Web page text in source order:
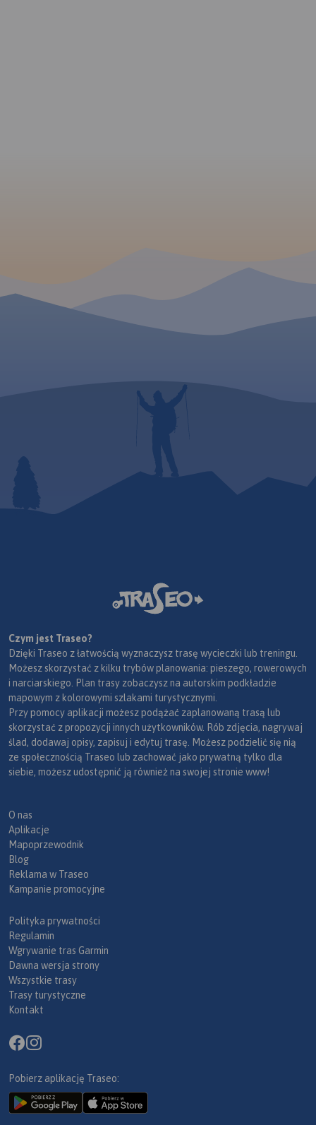
Czym jest Traseo?
Dzięki Traseo z łatwością wyznaczysz trasę wycieczki lub treningu.
Możesz skorzystać z kilku trybów planowania: pieszego, rowerowych
i narciarskiego. Plan trasy zobaczysz na autorskim podkładzie
mapowym z kolorowymi szlakami turystycznymi.
Przy pomocy aplikacji możesz podążać zaplanowaną trasą lub
skorzystać z propozycji innych użytkowników. Rób zdjęcia, nagrywaj
ślad, dodawaj opisy, zapisuj i edytuj trasę. Możesz podzielić się nią
ze społecznością Traseo lub zachować jako prywatną tylko dla
siebie, możesz udostępnić ją również na swojej stronie www!
O nas
Aplikacje
Mapoprzewodnik
Blog
Reklama w Traseo
Kampanie promocyjne
Polityka prywatności
Regulamin
Wgrywanie tras Garmin
Dawna wersja strony
Wszystkie trasy
Trasy turystyczne
Kontakt
Pobierz aplikację Traseo: